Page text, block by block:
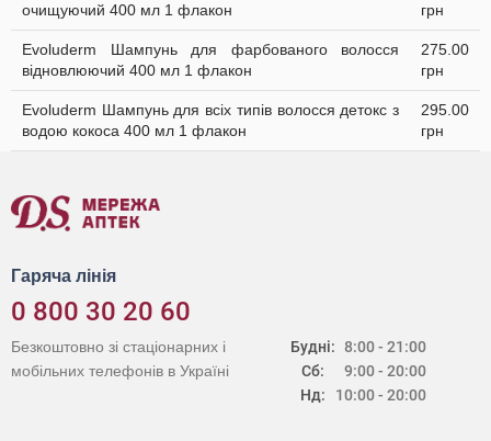
очищуючий 400 мл 1 флакон
грн
Evoluderm Шампунь для фарбованого волосся
відновлюючий 400 мл 1 флакон
275.00
грн
Evoluderm Шампунь для всіх типів волосся детокс з
водою кокоса 400 мл 1 флакон
295.00
грн
Гаряча лінія
0 800 30 20 60
Будні:
Сб:
Нд:
8:00 - 21:00
9:00 - 20:00
10:00 - 20:00
Безкоштовно зі стаціонарних і
мобільних телефонів в Україні